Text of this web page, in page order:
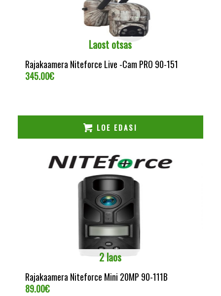
Laost otsas
Rajakaamera Niteforce Live -Cam PRO 90-151
345.00€
LOE EDASI
2 laos
Rajakaamera Niteforce Mini 20MP 90-111B
89.00€